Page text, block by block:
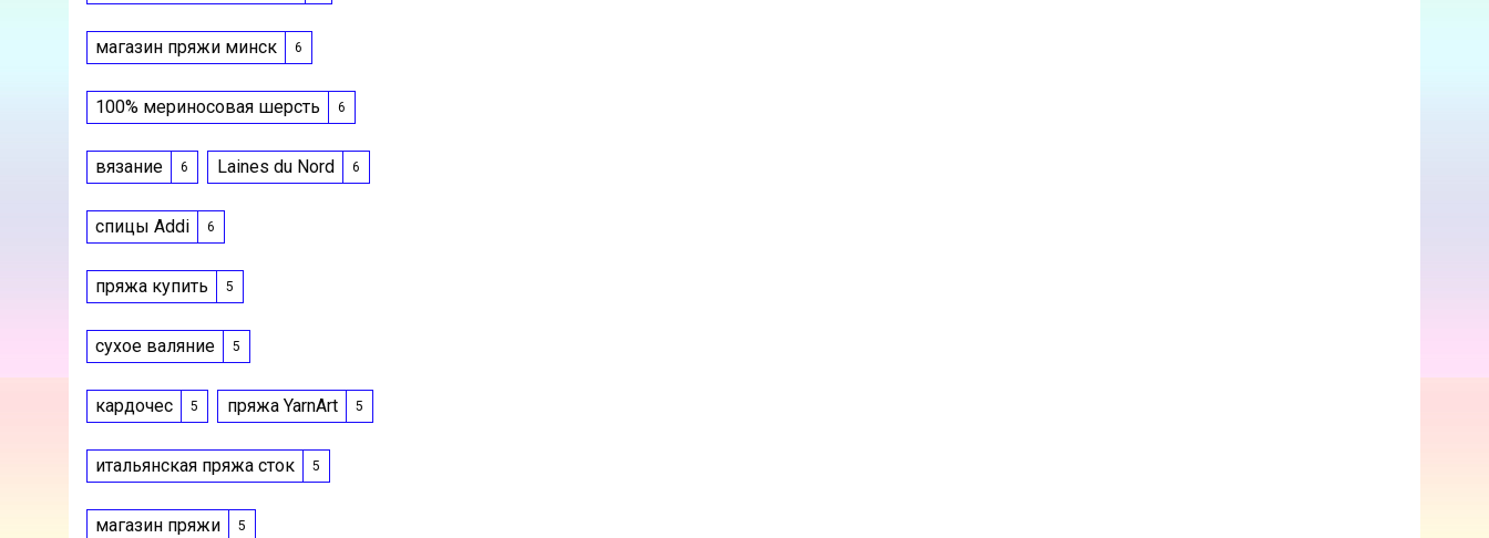
магазин пряжи минск 6
100% мериносовая шерсть 6
вязание 6 Laines du Nord 6
спицы Addi 6
пряжа купить 5
сухое валяние 5
кардочес 5 пряжа YarnArt 5
итальянская пряжа сток 5
магазин пряжи 5